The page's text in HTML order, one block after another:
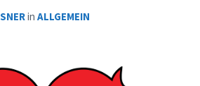
in ALLGEMEIN